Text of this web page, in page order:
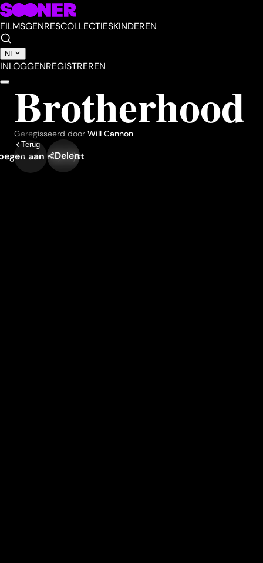
FILMSGENRESCOLLECTIESKINDEREN
NL
INLOGGENREGISTREREN
Terug
Brotherhood
Geregisseerd door Will Cannon
aan mijn lijst
Delen